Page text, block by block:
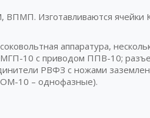
Изготавливаются ячейки
аппаратура,
10 с приводом ППВ-10;
РВФЗ с ножами
ОМ-10 – однофазные).